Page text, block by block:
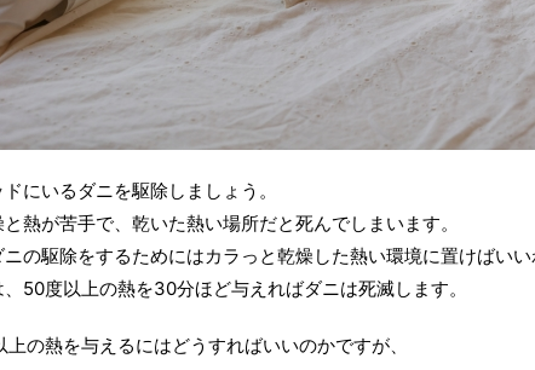
にいるダニを駆除しましょう。
熱が苦手で、乾いた熱い場所だと死んでしまいます。
の駆除をするためにはカラっと乾燥した熱い環境に置けばいい
50度以上の熱を30分ほど与えればダニは死滅します。
上の熱を与えるにはどうすればいいのかですが、